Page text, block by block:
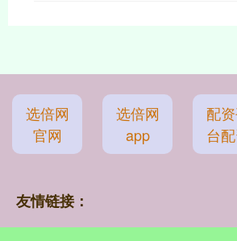
选倍网
官网
选倍网
app
配
台
友情链接：